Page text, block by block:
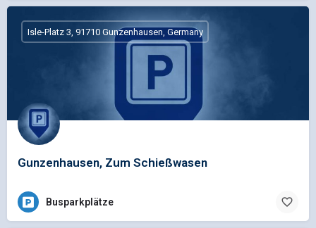
Gunzenhausen, Zum Schießwasen
Isle-Platz 3, 91710 Gunzenhausen, Germany
Busparkplätze